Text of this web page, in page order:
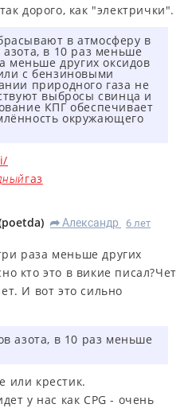
дорого, как "электрички".
в атмосферу в
в 10 раз меньше
меньше других оксидов
с бензиновыми
природного газа не
выбросы свинца и
КПГ обеспечивает
окружающего
газ
poetda) R Александр
6 лет
раза меньше других
кто это в викие писал?Чет
И вот это сильно
азота, в 10 раз меньше
или крестик.
у нас как CPG - очень